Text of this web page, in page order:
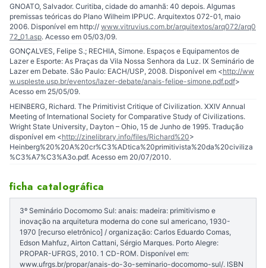
GNOATO, Salvador. Curitiba, cidade do amanhã: 40 depois. Algumas
premissas teóricas do Plano Wilheim IPPUC. Arquitextos 072-01, maio
2006. Disponível em http:// www.vitruvius.com.br/arquitextos/arq072/arq0
72_01.asp. Acesso em 05/03/09.
GONÇALVES, Felipe S.; RECHIA, Simone. Espaços e Equipamentos de
Lazer e Esporte: As Praças da Vila Nossa Senhora da Luz. IX Seminário de
Lazer em Debate. São Paulo: EACH/USP, 2008. Disponível em <http://ww
w.uspleste.usp.br/eventos/lazer-debate/anais-felipe-simone.pdf.pdf>
Acesso em 25/05/09.
HEINBERG, Richard. The Primitivist Critique of Civilization. XXIV Annual
Meeting of International Society for Comparative Study of Civilizations.
Wright State University, Dayton – Ohio, 15 de Junho de 1995. Tradução
disponível em <http://zinelibrary.info/files/Richard%20>
Heinberg%20%20A%20cr%C3%ADtica%20primitivista%20da%20civiliza
%C3%A7%C3%A3o.pdf. Acesso em 20/07/2010.
ficha catalográfica
3º Seminário Docomomo Sul: anais: madeira: primitivismo e
inovação na arquitetura moderna do cone sul americano, 1930-
1970 [recurso eletrônico] / organização: Carlos Eduardo Comas,
Edson Mahfuz, Airton Cattani, Sérgio Marques. Porto Alegre:
PROPAR-UFRGS, 2010. 1 CD-ROM. Disponível em:
www.ufrgs.br/propar/anais-do-3o-seminario-docomomo-sul/. ISBN